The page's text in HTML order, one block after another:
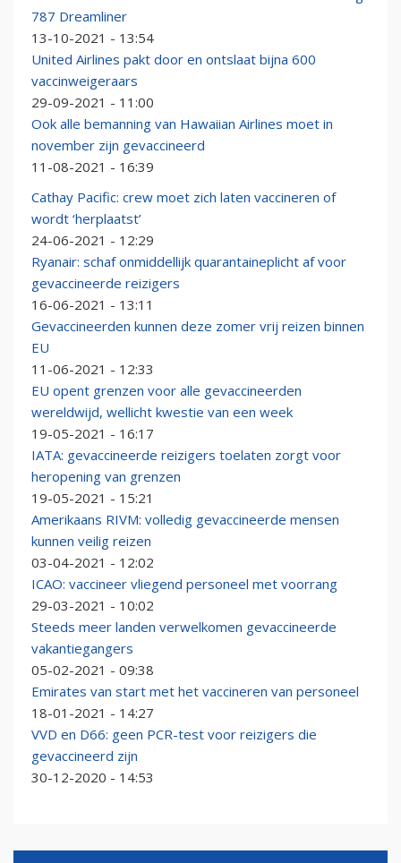
787 Dreamliner
13-10-2021 - 13:54
United Airlines pakt door en ontslaat bijna 600
vaccinweigeraars
29-09-2021 - 11:00
Ook alle bemanning van Hawaiian Airlines moet in
november zijn gevaccineerd
11-08-2021 - 16:39
Cathay Pacific: crew moet zich laten vaccineren of
wordt ‘herplaatst’
24-06-2021 - 12:29
Ryanair: schaf onmiddellijk quarantaineplicht af voor
gevaccineerde reizigers
16-06-2021 - 13:11
Gevaccineerden kunnen deze zomer vrij reizen binnen
EU
11-06-2021 - 12:33
EU opent grenzen voor alle gevaccineerden
wereldwijd, wellicht kwestie van een week
19-05-2021 - 16:17
IATA: gevaccineerde reizigers toelaten zorgt voor
heropening van grenzen
19-05-2021 - 15:21
Amerikaans RIVM: volledig gevaccineerde mensen
kunnen veilig reizen
03-04-2021 - 12:02
ICAO: vaccineer vliegend personeel met voorrang
29-03-2021 - 10:02
Steeds meer landen verwelkomen gevaccineerde
vakantiegangers
05-02-2021 - 09:38
Emirates van start met het vaccineren van personeel
18-01-2021 - 14:27
VVD en D66: geen PCR-test voor reizigers die
gevaccineerd zijn
30-12-2020 - 14:53